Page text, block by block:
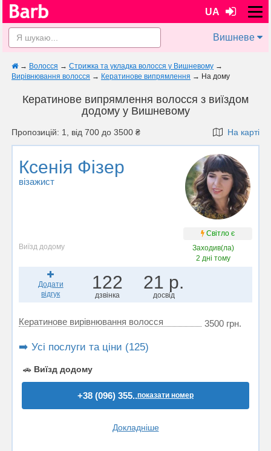
UA
Вишневе
→ Волосся → Стрижка та укладка волосся у Вишневому →
Вирівнювання волосся → Кератинове випрямлення → На дому
Кератинове випрямлення волосся з виїздом
додому у Вишневому
Пропозицій: 1, від 700 до 3500 ₴ На карті
Ксенія Фізер
візажист
Світло є
Виїзд додому
Заходив(ла)
2 дні тому
Додати
відгук
122
дзвінка
21 р.
досвід
Кератинове вирівнювання волосся 3500 грн.
➡️ Усі послуги та ціни (125)
🚗 Виїзд додому
+38 (096) 355..показати номер
Докладніше